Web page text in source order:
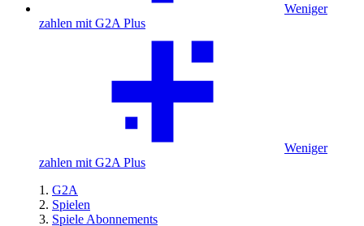
Weniger
zahlen mit G2A Plus
Weniger
zahlen mit G2A Plus
G2A
Spielen
Spiele Abonnements